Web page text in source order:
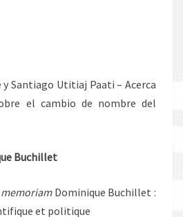
Santiago Utitiaj Paati – Acerca
el cambio de nombre del
Buchillet
Dominique Buchillet :
et politique